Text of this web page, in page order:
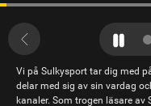
Vi på Sulkysport tar dig med
delar med sig av sin vardag
kanaler. Som trogen läsare av